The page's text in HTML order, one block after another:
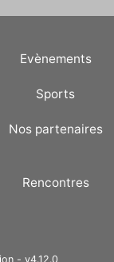
Evènements
Sports
Nos partenaires
Rencontres
- v4.12.0